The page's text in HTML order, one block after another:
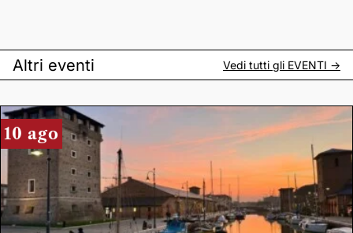
Altri eventi Vedi tutti gli EVENTI ->
10 ago